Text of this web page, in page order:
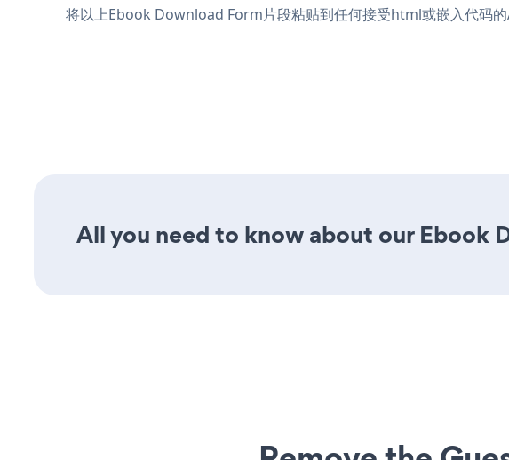
将以上Ebook Download Form片段粘贴到任何接受html或嵌入代码
All you need to know about our Ebook